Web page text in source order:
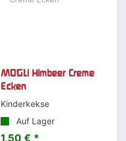
MOGLi Himbeer Creme
Ecken
Kinderkekse
Auf Lager
1,50 € *